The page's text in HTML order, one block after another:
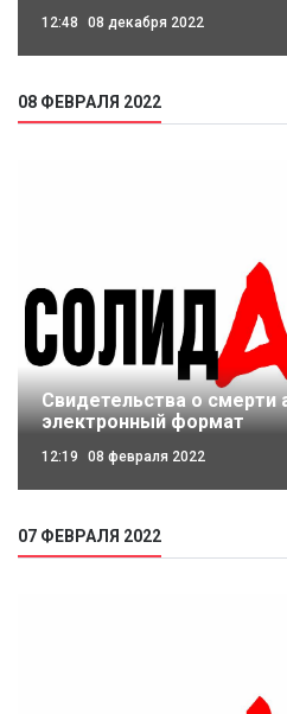
12:48 08 декабря 2022
08 ФЕВРАЛЯ 2022
Свидетельства о смерти
электронный формат
12:19 08 февраля 2022
07 ФЕВРАЛЯ 2022